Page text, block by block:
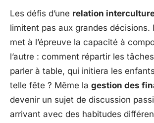
Les défis d’une relation
limitent pas aux grandes décisions.
met à l’épreuve la capacité à
l’autre : comment répartir les
parler à table, qui initiera les
telle fête ? Même la gestion des
devenir un sujet de discussion
arrivant avec des habitudes